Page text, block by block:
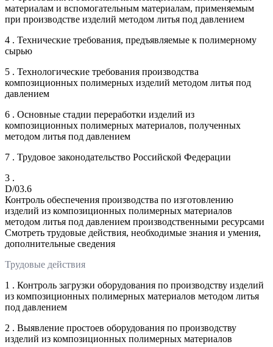
материалам и вспомогательным материалам, применяемым
при производстве изделий методом литья под давлением
4 . Технические требования, предъявляемые к полимерному
сырью
5 . Технологические требования производства
композиционных полимерных изделий методом литья под
давлением
6 . Основные стадии переработки изделий из
композиционных полимерных материалов, полученных
методом литья под давлением
7 . Трудовое законодательство Российской Федерации
3 .
D/03.6
Контроль обеспечения производства по изготовлению
изделий из композиционных полимерных материалов
методом литья под давлением производственными ресурсами
Смотреть трудовые действия, необходимые знания и умения,
дополнительные сведения
Трудовые действия
1 . Контроль загрузки оборудования по производству изделий
из композиционных полимерных материалов методом литья
под давлением
2 . Выявление простоев оборудования по производству
изделий из композиционных полимерных материалов